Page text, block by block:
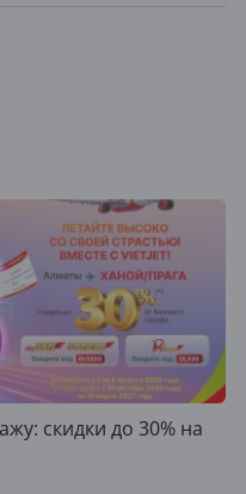
скидки до 30% на